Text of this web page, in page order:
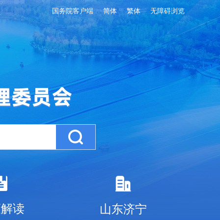
国务院客户端 简体 繁体 无障碍浏览
读 山东济宁